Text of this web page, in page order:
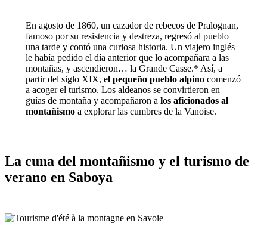
En agosto de 1860, un cazador de rebecos de Pralognan,
famoso por su resistencia y destreza, regresó al pueblo
una tarde y contó una curiosa historia. Un viajero inglés
le había pedido el día anterior que lo acompañara a las
montañas, y ascendieron… la Grande Casse.* Así, a
partir del siglo XIX, el pequeño pueblo alpinocomenzó
a acoger el turismo. Los aldeanos se convirtieron en
guías de montaña y acompañaron a los aficionados al
montañismoa explorar las cumbres de la Vanoise.
La cuna del montañismo y el turismo de
verano en Saboya